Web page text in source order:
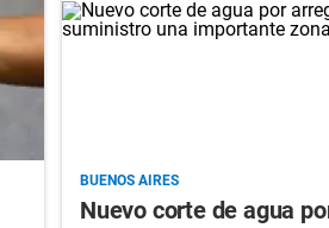
BUENOS AIRES
Nuevo corte de agua